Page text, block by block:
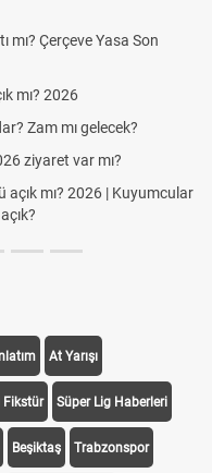
mı? Çerçeve Yasa Son
mı? 2026
Zam mı gelecek?
ziyaret var mı?
mı? 2026 | Kuyumcular
At Yarışı
Fikstür Süper Lig Haberleri
Beşiktaş Trabzonspor